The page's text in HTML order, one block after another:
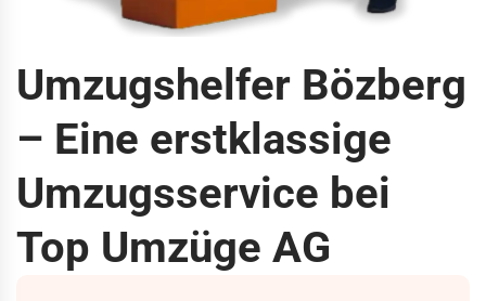
Umzugshelfer Bözberg
– Eine erstklassige
Umzugsservice bei
Top Umzüge AG